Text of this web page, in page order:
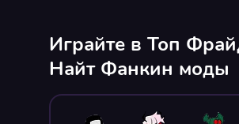
Играйте в Топ
Найт Фанкин моды